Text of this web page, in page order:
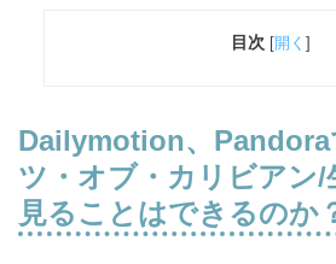
目次 [開く ]
Dailymotion、Pandora
ツ・オブ・カリビアン/
見ることはできるのか